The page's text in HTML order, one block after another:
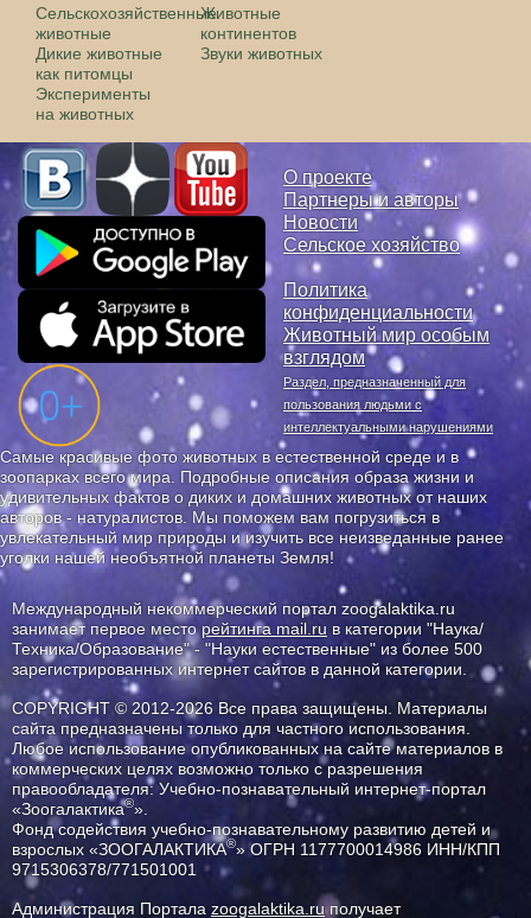
Сельскохозяйственные
животные
Дикие животные
как питомцы
Эксперименты
на животных
Животные
континентов
Звуки животных
О проекте
Партнеры и авторы
Новости
Сельское хозяйство
Политика
конфиденциальности
Животный мир особым
взглядом
Раздел, предназначенный для
пользования людьми с
интеллектуальными нарушениями
Самые красивые фото животных в естественной среде и в
зоопарках всего мира. Подробные описания образа жизни и
удивительных фактов о диких и домашних животных от наших
авторов - натуралистов. Мы поможем вам погрузиться в
увлекательный мир природы и изучить все неизведанные ранее
уголки нашей необъятной планеты Земля!
Международный некоммерческий портал zoogalaktika.ru
занимает первое месторейтинга mail.ru в категории "Наука/
Техника/Образование" - "Науки естественные" из более 500
зарегистрированных интернет сайтов в данной категории.
COPYRIGHT © 2012-2026 Все права защищены. Материалы
сайта предназначены только для частного использования.
Любое использование опубликованных на сайте материалов в
коммерческих целях возможно только с разрешения
правообладателя: Учебно-познавательный интернет-портал
«Зоогалактика®».
Фонд содействия учебно-познавательному развитию детей и
взрослых «ЗООГАЛАКТИКА®» ОГРН 1177700014986 ИНН/КПП
9715306378/771501001
Администрация Портала zoogalaktika.ruполучает